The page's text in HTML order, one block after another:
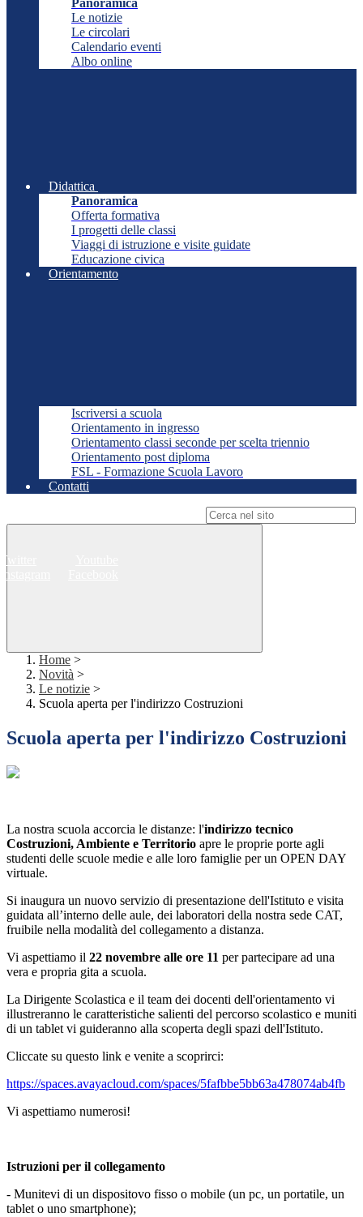
Panoramica
Le notizie
Le circolari
Calendario eventi
Albo online
Didattica
Panoramica
Offerta formativa
I progetti delle classi
Viaggi di istruzione e visite guidate
Educazione civica
Orientamento
Iscriversi a scuola
Orientamento in ingresso
Orientamento classi seconde per scelta triennio
Orientamento post diploma
FSL - Formazione Scuola Lavoro
Contatti
Twitter
Instagram
Home >
Novità >
Le notizie >
Scuola aperta per l'indirizzo Costruzioni
Scuola aperta per l'indirizzo Costruzioni
La nostra scuola accorcia le distanze: l'indirizzo tecnico
Costruzioni, Ambiente e Territorio apre le proprie porte agli
studenti delle scuole medie e alle loro famiglie per un OPEN DAY
virtuale.
Si inaugura un nuovo servizio di presentazione dell'Istituto e visita
guidata all’interno delle aule, dei laboratori della nostra sede CAT,
fruibile nella modalità del collegamento a distanza.
Vi aspettiamo il 22 novembre alle ore 11 per partecipare ad una
vera e propria gita a scuola.
La Dirigente Scolastica e il team dei docenti dell'orientamento vi
illustreranno le caratteristiche salienti del percorso scolastico e muniti
di un tablet vi guideranno alla scoperta degli spazi dell'Istituto.
Cliccate su questo link e venite a scoprirci:
https://spaces.avayacloud.com/spaces/5fafbbe5bb63a478074ab4fb
Vi aspettiamo numerosi!
Istruzioni per il collegamento
- Munitevi di un dispositovo fisso o mobile (un pc, un portatile, un
tablet o uno smartphone);